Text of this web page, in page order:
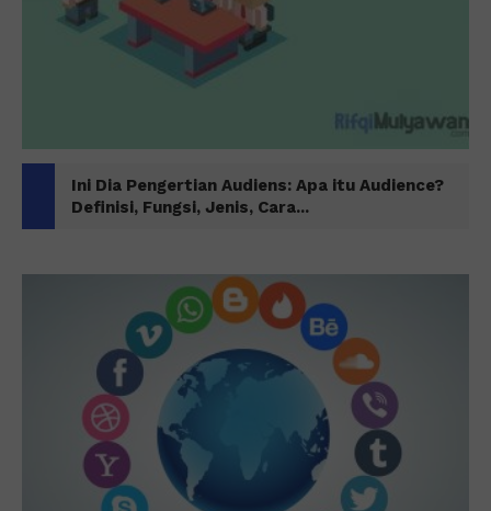
Ini Dia Pengertian Audiens: Apa itu Audience?
Definisi, Fungsi, Jenis, Cara...